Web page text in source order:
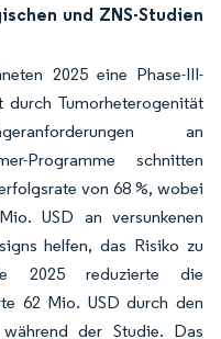
und ZNS-Studien
2025 eine Phase-III-
Tumorheterogenität
an
Programme schnitten
von 68 %, wobei
USD an versunkenen
helfen, das Risiko zu
2025 reduzierte die
62 Mio. USD durch den
der Studie. Das